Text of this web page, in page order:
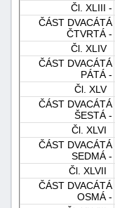
Čl. XLIII -
ČÁST DVACÁTÁ
ČTVRTÁ -
Čl. XLIV
ČÁST DVACÁTÁ
PÁTÁ -
Čl. XLV
ČÁST DVACÁTÁ
ŠESTÁ -
Čl. XLVI
ČÁST DVACÁTÁ
SEDMÁ -
Čl. XLVII
ČÁST DVACÁTÁ
OSMÁ -